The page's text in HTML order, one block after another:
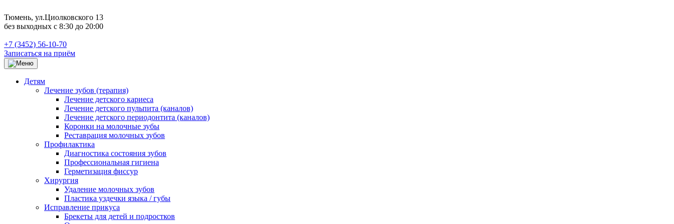
Тюмень, ул.Циолковского 13
без выходных с 8:30 до 20:00
+7 (3452) 56-10-70
Записаться на приём
Детям
Лечение зубов (терапия)
Лечение детского кариеса
Лечение детского пульпита (каналов)
Лечение детского периодонтита (каналов)
Коронки на молочные зубы
Реставрация молочных зубов
Профилактика
Диагностика состояния зубов
Профессиональная гигиена
Герметизация фиссур
Хирургия
Удаление молочных зубов
Пластика уздечки языка / губы
Исправление прикуса
Брекеты для детей и подростков